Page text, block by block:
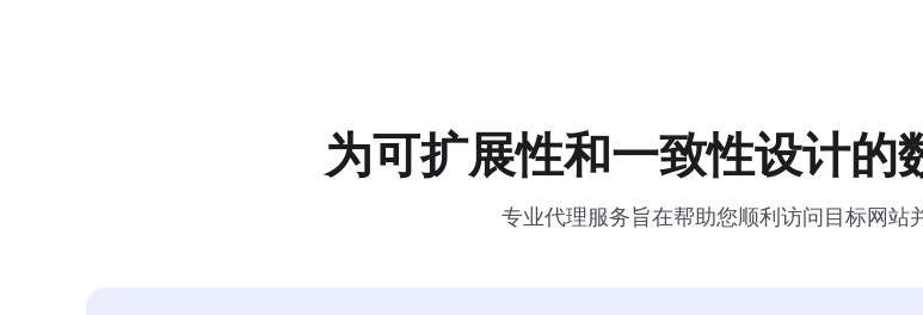
为可扩展性和一致性设计的
专业代理服务旨在帮助您顺利访问目标网站